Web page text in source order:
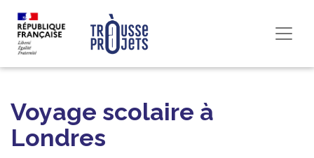
Voyage scolaire à
Londres